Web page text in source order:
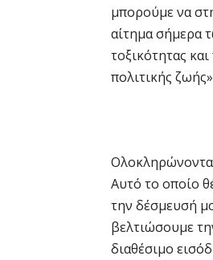
μπορούμε να
αίτημα σήμερα
τοξικότητας
πολιτικής
Αυτό το οποίο
την δέσμευσή
βελτιώσουμε
διαθέσιμο